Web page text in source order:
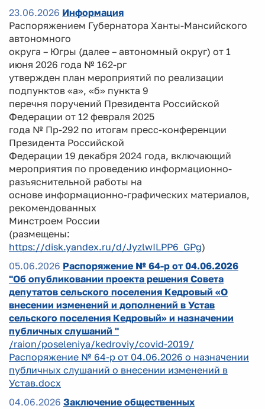
23.06.2026 Информация
Распоряжением Губернатора Ханты-Мансийского
автономного
округа – Югры (далее – автономный округ) от 1
июня 2026 года № 162-рг
утвержден план мероприятий по реализации
подпунктов «а», «б» пункта 9
перечня поручений Президента Российской
Федерации от 12 февраля 2025
года № Пр-292 по итогам пресс-конференции
Президента Российской
Федерации 19 декабря 2024 года, включающий
мероприятия по проведению информационно-
разъяснительной работы на
основе информационно-графических материалов,
рекомендованных
Минстроем России
(размещены:
https://disk.yandex.ru/d/JyzlwILPP6_GPg)
05.06.2026 Распоряжение № 64-р от 04.06.2026
"Об опубликовании проекта решения Совета
депутатов сельского поселения Кедровый «О
внесении изменений и дополнений в Устав
сельского поселения Кедровый» и назначении
публичных слушаний "
/raion/poseleniya/kedroviy/covid-2019/
Распоряжение № 64-р от 04.06.2026 о назначении
публичных слушаний о внесении изменений в
Устав.docx
04.06.2026 Заключение общественных